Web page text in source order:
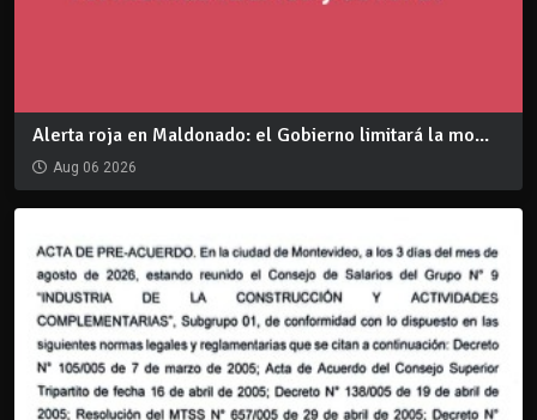
Alerta roja en Maldonado: el Gobierno limitará la mo...
Aug 06 2026